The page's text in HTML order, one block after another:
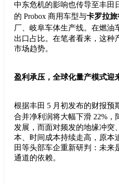
中东危机的影响也传导至丰田
的 Probox 商用车型与卡罗拉旅
厂、岐阜车体生产线。在燃油
出口占比。在笔者看来，这种
市场趋势。
盈利承压，全球化量产模式迎
根据丰田 5 月初发布的财报预
合并净利润将大幅下滑 22%，
发展，而面对频发的地缘冲突
本、时间成本持续走高，原本
田等头部车企重新研判：未来
通道的依赖。